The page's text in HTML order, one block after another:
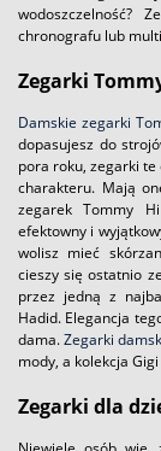
wodoszczelność?
chronografu lub
Zegarki
Damskie zegarki
dopasujesz do
pora roku, zegarki
charakteru. Mają
zegarek Tommy
efektowny i
wolisz mieć
cieszy się ostatnio
przez jedną z
Hadid. Elegancja
dama.Zegarki
mody, a kolekcja
Zegarki dla